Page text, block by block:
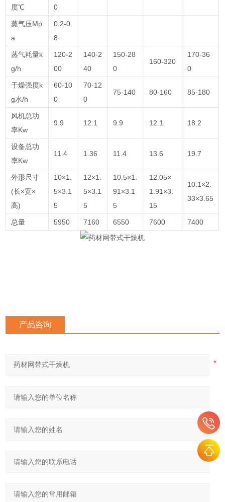
度℃
0
蒸气压Mp
a
0.2-0.
8
蒸气耗量k
g/h
120-2
00
140-2
40
150-28
0
160-320
170-36
0
干燥强度k
g水/h
60-10
0
70-12
0
75-140 80-160 85-180
风机总功
率Kw
9.9 12.1 9.9 12.1 18.2
设备总功
率Kw
11.4 1.36 11.4 13.6 19.7
外形尺寸
(长×宽×
高)
10×1.
5×3.1
5
12×1.
5×3.1
5
10.5×1.
91×3.1
5
12.05×
1.91×3.
15
10.1×2.
33×3.65
总量 5950 7160 6550 7600 7400
产品咨询